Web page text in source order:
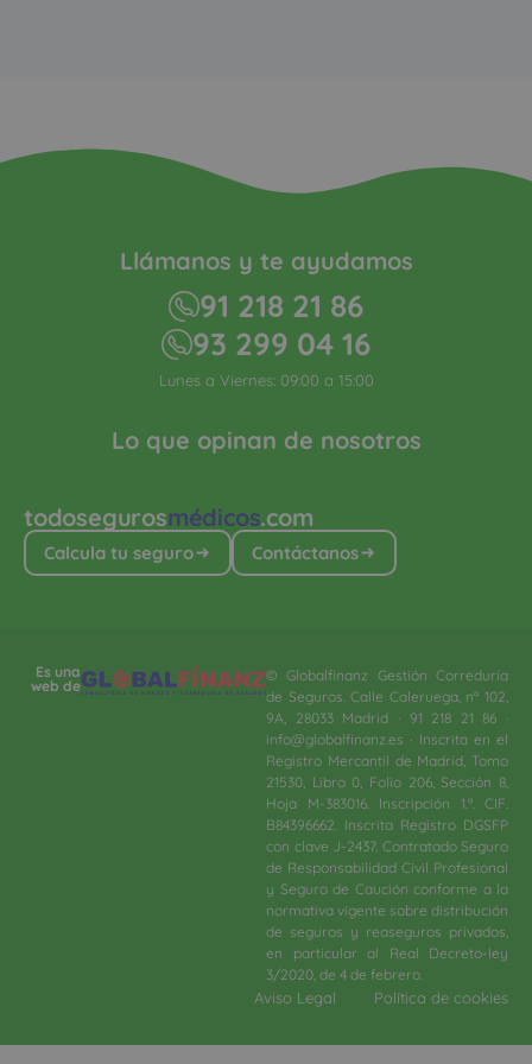
todosegurosmédicos.com
Calcula tu seguro Contáctanos
Lo que opinan de nosotros
Llámanos y te ayudamos
91 218 21 86
93 299 04 16
Lunes a Viernes: 09:00 a 15:00
Es una
web de
© Globalfinanz Gestión Correduría
de Seguros. Calle Caleruega, nº 102,
9A, 28033 Madrid · 91 218 21 86 ·
info@globalfinanz.es · Inscrita en el
Registro Mercantil de Madrid, Tomo
21530, Libro 0, Folio 206, Sección 8,
Hoja M-383016. Inscripción 1.ª. CIF.
B84396662. Inscrita Registro DGSFP
con clave J-2437. Contratado Seguro
de Responsabilidad Civil Profesional
y Seguro de Caución conforme a la
normativa vigente sobre distribución
de seguros y reaseguros privados,
en particular al Real Decreto-ley
3/2020, de 4 de febrero.​
Aviso Legal Política de cookies